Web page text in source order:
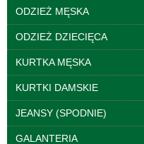
ODZIEŻ MĘSKA
ODZIEŻ DZIECIĘCA
KURTKA MĘSKA
KURTKI DAMSKIE
JEANSY (SPODNIE)
GALANTERIA